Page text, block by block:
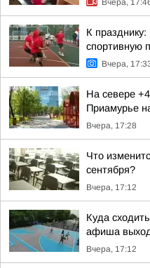
Вчера,
К
спортивную
Вчера,
На севере
Приамурье
Вчера, 17:28
Что
сентября?
Вчера, 17:12
Куда
афиша
Вчера, 17:12